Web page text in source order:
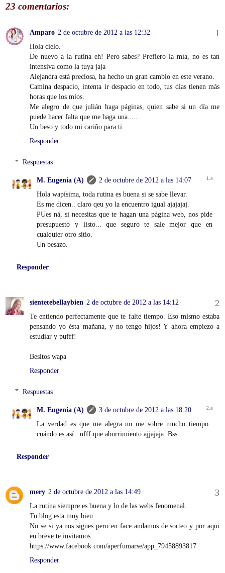
23 comentarios:
Amparo 2 de octubre de 2012 a las 12:32
Hola cielo.
De nuevo a la rutina eh! Pero sabes? Prefiero la mía, no es tan
intensiva como la tuya jaja
Alejandra está preciosa, ha hecho un gran cambio en este verano.
Camina despacio, intenta ir despacio en todo, tus días tienen más
horas que los míos.
Me alegro de que julián haga páginas, quien sabe si un día me
puede hacer falta que me haga una.....
Un beso y todo mi cariño para ti.
Responder
Respuestas
M. Eugenia (A)
2 de octubre de 2012 a las 14:07
Hola wapísima, toda rutina es buena si se sabe llevar.
Es me dicen.. claro qeu yo la encuentro igual ajajajaj.
PUes ná, si necesitas que te hagan una página web, nos pide
presupuesto y listo... que seguro te sale mejor que en
cualquier otro sitio.
Un besazo.
Responder
sientetebellaybien 2 de octubre de 2012 a las 14:12
Te entiendo perfectamente que te falte tiempo. Eso mismo estaba
pensando yo ésta mañana, y no tengo hijos! Y ahora empiezo a
estudiar y pufff!
Besitos wapa
Responder
Respuestas
M. Eugenia (A)
3 de octubre de 2012 a las 18:20
La verdad es que me alegra no me sobre mucho tiempo..
cuándo es así.. ufff que aburrimiento ajjajaja. Bss
Responder
mery 2 de octubre de 2012 a las 14:49
La rutina siempre es buena y lo de las webs fenomenal.
Tu blog esta muy bien
No se si ya nos sigues pero en face andamos de sorteo y por aqui
en breve te invitamos
https://www.facebook.com/aperfumarse/app_79458893817
Responder